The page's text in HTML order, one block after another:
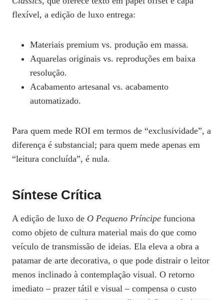
flexível, a edição de luxo entrega:
Materiais premium vs. produção em massa.
Aquarelas originais vs. reproduções em baixa
resolução.
Acabamento artesanal vs. acabamento
automatizado.
Para quem mede ROI em termos de “exclusividade”, a
diferença é substancial; para quem mede apenas em
“leitura concluída”, é nula.
Síntese Crítica
A edição de luxo de O Pequeno Príncipe funciona
como objeto de cultura material mais do que como
veículo de transmissão de ideias. Ela eleva a obra a
patamar de arte decorativa, o que pode distrair o leitor
menos inclinado à contemplação visual. O retorno
imediato – prazer tátil e visual – compensa o custo